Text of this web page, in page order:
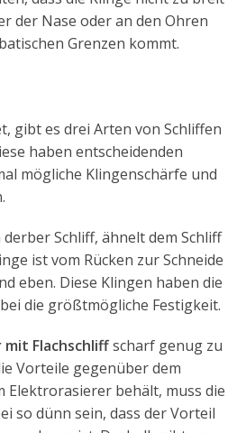
der Nase oder an den Ohren
Grenzen kommt.
gibt es drei Arten von Schliffen
haben entscheidenden
mögliche Klingenschärfe und
derber Schliff, ähnelt dem Schliff
ist vom Rücken zur Schneide
eben. Diese Klingen haben die
die größtmögliche Festigkeit.
mit Flachschliffscharf genug zu
Vorteile gegenüber dem
Elektrorasierer behält, muss die
so dünn sein, dass der Vorteil